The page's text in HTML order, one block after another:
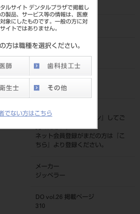
ルサイト デンタルプラザで掲載し
製品、サービス等の情報は、医療
象にしたものです。一般の方に対
イトではありません。
方は職種を選択ください。
でない方はこちら
ポイント
品目コード
206510206XM
JAN/EANコード
4560195440570
標準価格
価格の確認は『
ログイン
』してご
覧ください。
ネット会員登録がまだの方は『
こ
ちら
』より登録ください。
メーカー
ジッペラー
DO vol.26 掲載ページ
310